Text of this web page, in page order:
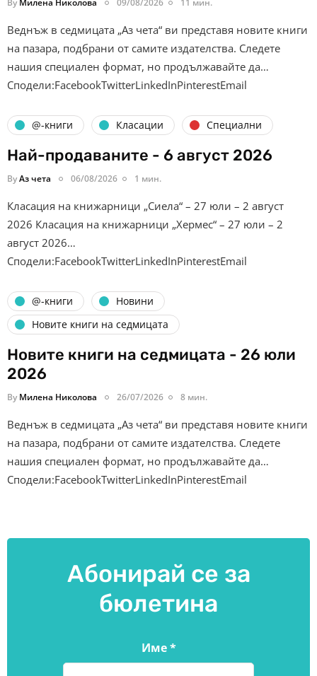
Веднъж в седмицата „Аз чета“ ви представя новите книги
на пазара, подбрани от самите издателства. Следете
нашия специален формат, но продължавайте да…
Сподели:FacebookTwitterLinkedInPinterestEmail
@-книги Класации Специални
Най-продаваните - 6 август 2026
ByАз чета 06/08/2026 1 мин.
Класация на книжарници „Сиела“ – 27 юли – 2 август
2026 Класация на книжарници „Хермес“ – 27 юли – 2
август 2026…
Сподели:FacebookTwitterLinkedInPinterestEmail
@-книги
Новини
Новите книги на седмицата
Новите книги на седмицата - 26 юли
2026
By Милена Николова 26/07/2026 8 мин.
Веднъж в седмицата „Аз чета“ ви представя новите книги
на пазара, подбрани от самите издателства. Следете
нашия специален формат, но продължавайте да…
Сподели:FacebookTwitterLinkedInPinterestEmail
Абонирай се за
бюлетина
Име*